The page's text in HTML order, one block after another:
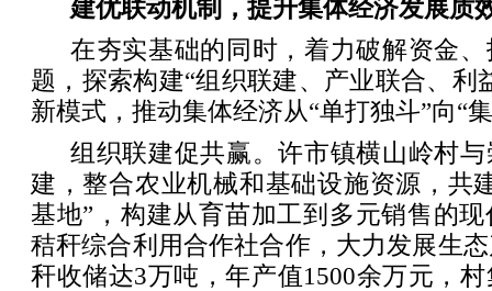
建优联动机制，提升集体经济发展质
在夯实基础的同时，着力破解资金
题，探索构建“组织联建、产业联合、利
新模式，推动集体经济从“单打独斗”向“
组织联建促共赢。许市镇横山岭村
建，整合农业机械和基础设施资源，共
基地”，构建从育苗加工到多元销售的
秸秆综合利用合作社合作，大力发展生
秆收储达3万吨，年产值1500余万元，